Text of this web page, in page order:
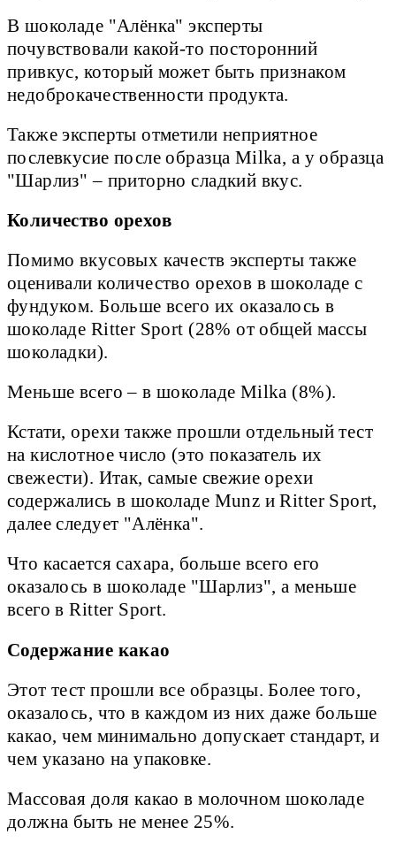
В шоколаде "Алёнка" эксперты
почувствовали какой-то посторонний
привкус, который может быть признаком
недоброкачественности продукта.
Также эксперты отметили неприятное
послевкусие после образца Milka, а у образца
"Шарлиз" – приторно сладкий вкус.
Количество орехов
Помимо вкусовых качеств эксперты также
оценивали количество орехов в шоколаде с
фундуком. Больше всего их оказалось в
шоколаде Ritter Sport (28% от общей массы
шоколадки).
Меньше всего – в шоколаде Milka (8%).
Кстати, орехи также прошли отдельный тест
на кислотное число (это показатель их
свежести). Итак, самые свежие орехи
содержались в шоколаде Munz и Ritter Sport,
далее следует "Алёнка".
Что касается сахара, больше всего его
оказалось в шоколаде "Шарлиз", а меньше
всего в Ritter Sport.
Содержание какао
Этот тест прошли все образцы. Более того,
оказалось, что в каждом из них даже больше
какао, чем минимально допускает стандарт, и
чем указано на упаковке.
Массовая доля какао в молочном шоколаде
должна быть не менее 25%.